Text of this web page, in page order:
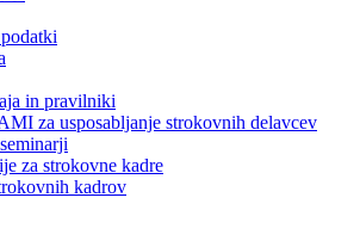
in pravilniki
za usposabljanje strokovnih delavcev
za strokovne kadre
kadrov